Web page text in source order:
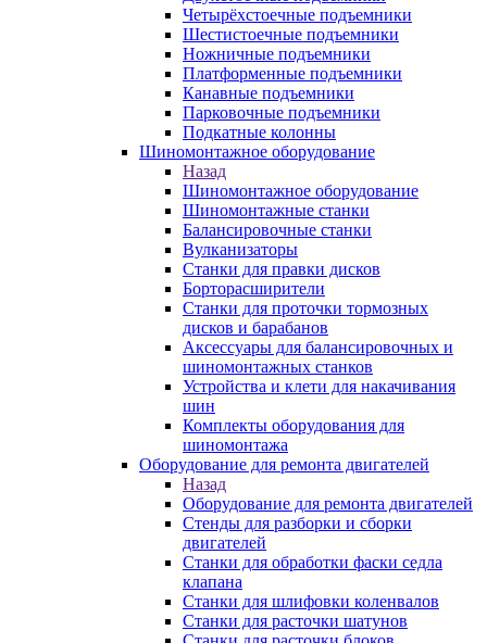
Четырёхстоечные подъемники
Шестистоечные подъемники
Ножничные подъемники
Платформенные подъемники
Канавные подъемники
Парковочные подъемники
Подкатные колонны
Шиномонтажное оборудование
Назад
Шиномонтажное оборудование
Шиномонтажные станки
Балансировочные станки
Вулканизаторы
Станки для правки дисков
Борторасширители
Станки для проточки тормозных
дисков и барабанов
Аксессуары для балансировочных и
шиномонтажных станков
Устройства и клети для накачивания
шин
Комплекты оборудования для
шиномонтажа
Оборудование для ремонта двигателей
Назад
Оборудование для ремонта двигателей
Стенды для разборки и сборки
двигателей
Станки для обработки фаски седла
клапана
Станки для шлифовки коленвалов
Станки для расточки шатунов